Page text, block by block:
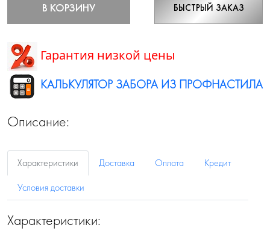
В КОРЗИНУ БЫСТРЫЙ ЗАКАЗ
Гарантия низкой цены
КАЛЬКУЛЯТОР ЗАБОРА ИЗ ПРОФНАСТИЛА
Описание:
Характеристики Доставка Оплата
Кредит
Условия доставки
Характеристики: